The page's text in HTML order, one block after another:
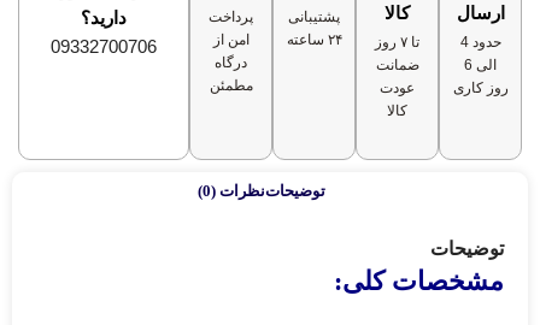
ارسال
حدود 4
الی 6
روز کاری
کالا
تا ۷ روز
ضمانت
عودت
کالا
پشتیبانی
۲۴ ساعته
پرداخت
امن از
درگاه
مطمئن
دارید؟
09332700706
توضیحاتنظرات (0)
توضیحات
مشخصات کلی: